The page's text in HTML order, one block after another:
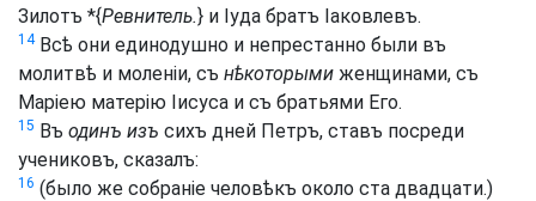
Зилотъ *{Ревнитель.} и Іуда братъ Іаковлевъ.
14Всѣ они единодушно и непрестанно были въ
молитвѣ и моленіи, съ нѣкоторыми женщинами, съ
Маріею матерію Іисуса и съ братьями Его.
15 Въ одинъ изъ сихъ дней Петръ, ставъ посреди
учениковъ, сказалъ:
16 (было же собраніе человѣкъ около ста двадцати.)